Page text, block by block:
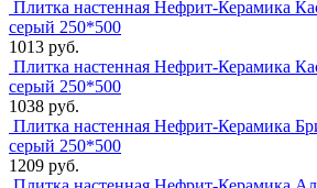
Плитка настенная Нефрит-Керамика
серый 250*500
1013 руб.
Плитка настенная Нефрит-Керамика
серый 250*500
1038 руб.
Плитка настенная Нефрит-Керамика
серый 250*500
1209 руб.